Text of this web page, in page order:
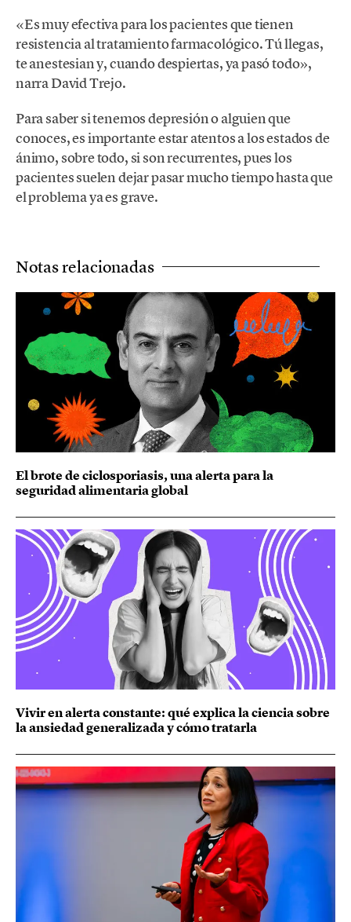
«Es muy efectiva para los pacientes que tienen
resistencia al tratamiento farmacológico. Tú llegas,
te anestesian y, cuando despiertas, ya pasó todo»,
narra David Trejo.
Para saber si tenemos depresión o alguien que
conoces, es importante estar atentos a los estados de
ánimo, sobre todo, si son recurrentes, pues los
pacientes suelen dejar pasar mucho tiempo hasta que
el problema ya es grave.
Notas relacionadas
El brote de ciclosporiasis, una alerta para la
seguridad alimentaria global
Vivir en alerta constante: qué explica la ciencia sobre
la ansiedad generalizada y cómo tratarla